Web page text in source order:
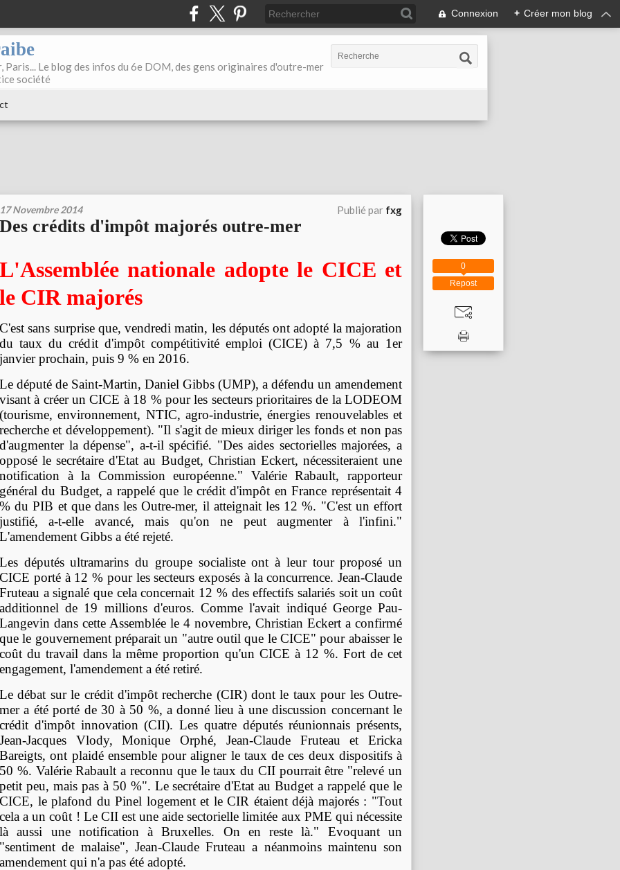
Connexion + Créer mon blog
Paris... Le blog des infos du 6e DOM, des gens originaires d'outre-mer
société
17 Novembre 2014 Publié par fxg
Des crédits d'impôt majorés outre-mer
L'Assemblée nationale adopte le CICE et
le CIR majorés
C'est sans surprise que, vendredi matin, les députés ont adopté la majoration
du taux du crédit d'impôt compétitivité emploi (CICE) à 7,5 % au 1er
janvier prochain, puis 9 % en 2016.
Le député de Saint-Martin, Daniel Gibbs (UMP), a défendu un amendement
visant à créer un CICE à 18 % pour les secteurs prioritaires de la LODEOM
(tourisme, environnement, NTIC, agro-industrie, énergies renouvelables et
recherche et développement). "Il s'agit de mieux diriger les fonds et non pas
d'augmenter la dépense", a-t-il spécifié. "Des aides sectorielles majorées, a
opposé le secrétaire d'Etat au Budget, Christian Eckert, nécessiteraient une
notification à la Commission européenne." Valérie Rabault, rapporteur
général du Budget, a rappelé que le crédit d'impôt en France représentait 4
% du PIB et que dans les Outre-mer, il atteignait les 12 %. "C'est un effort
justifié, a-t-elle avancé, mais qu'on ne peut augmenter à l'infini."
L'amendement Gibbs a été rejeté.
Les députés ultramarins du groupe socialiste ont à leur tour proposé un
CICE porté à 12 % pour les secteurs exposés à la concurrence. Jean-Claude
Fruteau a signalé que cela concernait 12 % des effectifs salariés soit un coût
additionnel de 19 millions d'euros. Comme l'avait indiqué George Pau-
Langevin dans cette Assemblée le 4 novembre, Christian Eckert a confirmé
que le gouvernement préparait un "autre outil que le CICE" pour abaisser le
coût du travail dans la même proportion qu'un CICE à 12 %. Fort de cet
engagement, l'amendement a été retiré.
Le débat sur le crédit d'impôt recherche (CIR) dont le taux pour les Outre-
mer a été porté de 30 à 50 %, a donné lieu à une discussion concernant le
crédit d'impôt innovation (CII). Les quatre députés réunionnais présents,
Jean-Jacques Vlody, Monique Orphé, Jean-Claude Fruteau et Ericka
Bareigts, ont plaidé ensemble pour aligner le taux de ces deux dispositifs à
50 %. Valérie Rabault a reconnu que le taux du CII pourrait être "relevé un
petit peu, mais pas à 50 %". Le secrétaire d'Etat au Budget a rappelé que le
CICE, le plafond du Pinel logement et le CIR étaient déjà majorés : "Tout
cela a un coût ! Le CII est une aide sectorielle limitée aux PME qui nécessite
là aussi une notification à Bruxelles. On en reste là." Evoquant un
"sentiment de malaise", Jean-Claude Fruteau a néanmoins maintenu son
amendement qui n'a pas été adopté.
Repost
0